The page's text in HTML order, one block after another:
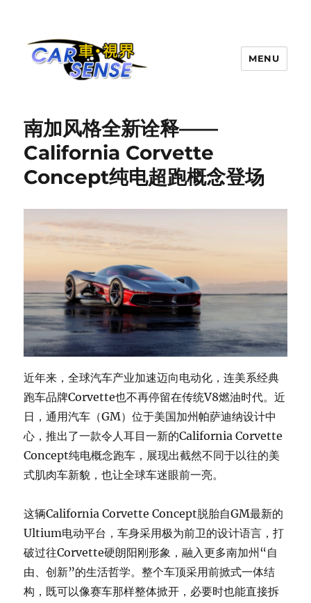
MENU
南加风格全新诠释——
California Corvette
Concept纯电超跑概念登场
近年来，全球汽车产业加速迈向电动化，连美系经典
跑车品牌Corvette也不再停留在传统V8燃油时代。近
日，通用汽车（GM）位于美国加州帕萨迪纳设计中
心，推出了一款令人耳目一新的California Corvette
Concept纯电概念跑车，展现出截然不同于以往的美
式肌肉车新貌，也让全球车迷眼前一亮。
这辆California Corvette Concept脱胎自GM最新的
Ultium电动平台，车身采用极为前卫的设计语言，打
破过往Corvette硬朗阳刚形象，融入更多南加州“自
由、创新”的生活哲学。整个车顶采用前掀式一体结
构，既可以像赛车那样整体掀开，必要时也能直接拆